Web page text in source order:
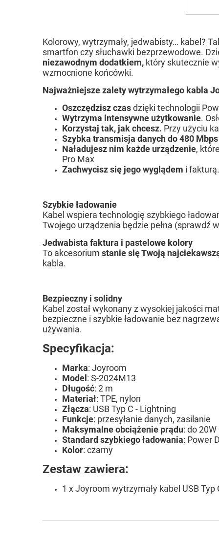
Kolorowy, wytrzymały, jedwabisty… kabel?
smartfon czy słuchawki bezprzewodowe.
niezawodnym dodatkiem, który skutecznie
wzmocnione końcówki.
Najważniejsze zalety wytrzymałego kabla
Oszczędzisz czasdzięki technologii
Wytrzyma intensywne użytkowanie.
Korzystaj tak, jak chcesz. Przy użyciu
Szybka transmisja danych do 480 Mbps
Naładujesz nim każde urządzenie,
Pro Max
Zachwycisz się jego wyglądem i
Szybkie ładowanie
Kabel wspiera technologię szybkiego
Twojego urządzenia będzie pełna (sprawdź
Jedwabista faktura i pastelowe kolory
To akcesorium stanie się Twoją
kabla.
Bezpieczny i solidny
Kabel został wykonany z wysokiej jakości
bezpieczne i szybkie ładowanie bez
używania.
Specyfikacja:
Marka: Joyroom
Model : S-2024M13
Długość: 2 m
Materiał: TPE, nylon
Złącza: USB Typ C - Lightning
Funkcje: przesyłanie danych, zasilanie
Maksymalne obciążenie prądu: do 20W
Standard szybkiego ładowania: Power
Kolor: czarny
Zestaw zawiera:
1 x Joyroom wytrzymały kabel USB